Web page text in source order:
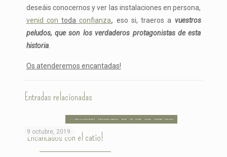
deseáis conocernos y ver las instalaciones en persona,
venid contoda confianza, eso si, traeros a vuestros
peludos, que son los verdaderos protagonistas de esta
historia.
Os atenderemos encantadas!
Entradas relacionadas
9 octubre, 2019
¡Encantados con el catio!